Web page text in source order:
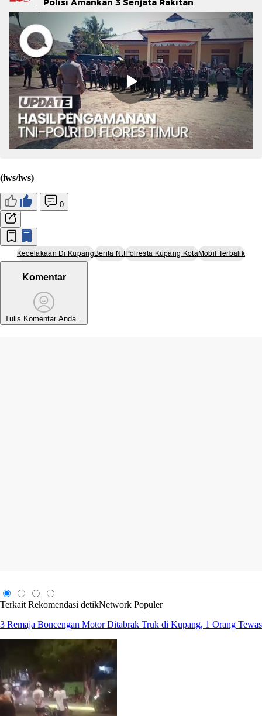
Polisi Amankan 3 Senjata Rakitan
(iws/iws)
0
Kecelakaan Di KupangBerita NttPolresta Kupang KotaMobil Terbalik
Komentar
Tulis Komentar Anda...
Terkait Rekomendasi detikNetwork Populer
3 Remaja Boncengan Motor Ditabrak Truk di Kupang, 1 Orang Tewas